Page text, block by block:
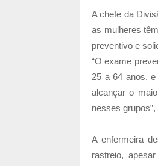
A chefe da
as mulheres
preventivo e
“O exame
25 a 64 anos,
alcançar o
nesses
A enfermeira
rastreio,